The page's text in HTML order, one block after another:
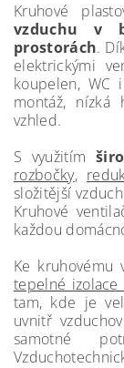
Kruhové
vzduchu v
prostorách.
elektrickými
koupelen, WC
montáž, nízká
vzhled.
S využitím
rozbočky,
složitější
Kruhové
každou
Ke
tepelné izolace
tam, kde je
uvnitř
samotné